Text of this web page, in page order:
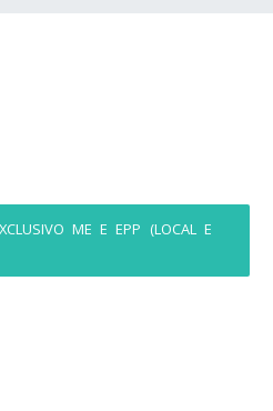
ME E EPP (LOCAL E